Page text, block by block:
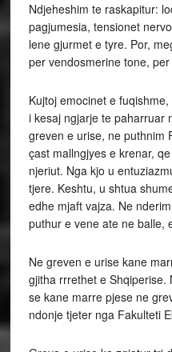
Ndjeheshim te raskapitur:
pagjumesia, tensionet
lene gjurmet e tyre. Por,
per vendosmerine tone,
Kujtoj emocinet e
i kesaj ngjarje te paharruar
greven e urise, ne puthnim
çast mallngjyes e krenar,
njeriut. Nga kjo u
tjere. Keshtu, u shtua
edhe mjaft vajza. Ne
puthur e vene ate ne balle,
Ne greven e urise kane
gjitha rrrethet e Shqiperise.
se kane marre pjese ne
ndonje tjeter nga Fakulteti